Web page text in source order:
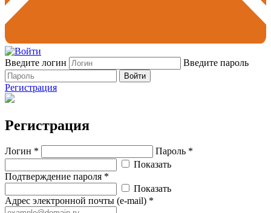
Введите логин Введите пароль
Войти
Регистрация
Регистрация
Логин *
Пароль *
Показать
Подтверждение пароля *
Показать
Адрес электронной почты (e-mail) *